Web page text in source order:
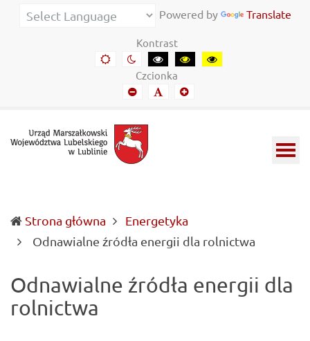
Urząd
Informacje
Lubelszczyźnie
Powered by Translate
Kontrast
Domyślny
kontrast
Kontrast
nocny
Kontrast
czarny-
biały
Kontrast
czarny-
Kontrast
żółto-
Czcionka
Mniejszy
font
Domyślny
font
Mniejszy
Strona główna
Energetyka
Odnawialne źródła energii dla rolnictwa
Odnawialne źródła energii dla
rolnictwa